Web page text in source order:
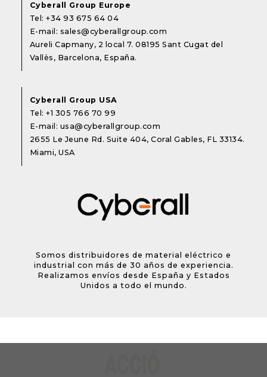
Cyberall Group Europe
Tel:+34 93 675 64 04
E-mail: sales@cyberallgroup.com
Aureli Capmany, 2 local 7. 08195 Sant Cugat del
Vallès, Barcelona, España.
Cyberall Group USA
Tel:+1 305 766 70 99
E-mail: usa@cyberallgroup.com
2655 Le Jeune Rd. Suite 404, Coral Gables, FL 33134.
Miami, USA
Somos distribuidores de material eléctrico e
industrial con más de 30 años de experiencia.
Realizamos envíos desde España y Estados
Unidos a todo el mundo.